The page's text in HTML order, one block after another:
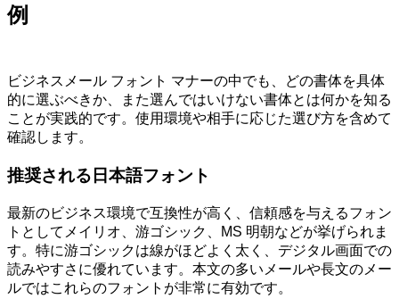
例
ビジネスメール フォント マナーの中でも、どの書体を具体
的に選ぶべきか、また選んではいけない書体とは何かを知る
ことが実践的です。使用環境や相手に応じた選び方を含めて
確認します。
推奨される日本語フォント
最新のビジネス環境で互換性が高く、信頼感を与えるフォン
トとしてメイリオ、游ゴシック、MS 明朝などが挙げられま
す。特に游ゴシックは線がほどよく太く、デジタル画面での
読みやすさに優れています。本文の多いメールや長文のメー
ルではこれらのフォントが非常に有効です。